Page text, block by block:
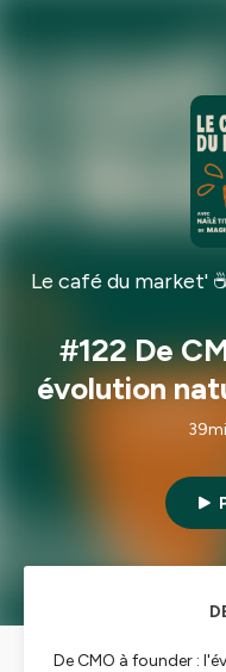
Le café du market'
#122 De
évolution
Titah,
De CMO à founder :